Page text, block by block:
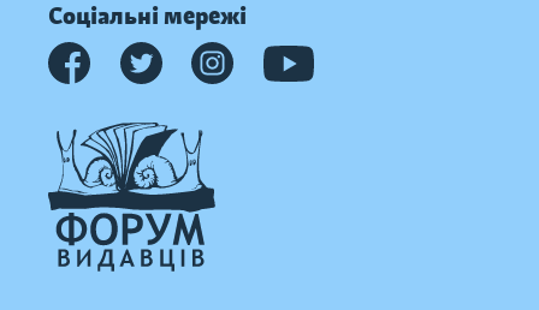
Соціальні мережі